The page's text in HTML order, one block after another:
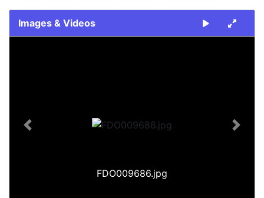
Images & Videos
FDO009686.jpg
Previous Next